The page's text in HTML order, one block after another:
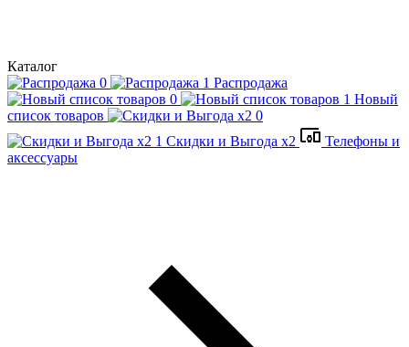
Каталог
Распродажа
Новый
список товаров
Скидки и Выгода x2
Телефоны и
аксессуары